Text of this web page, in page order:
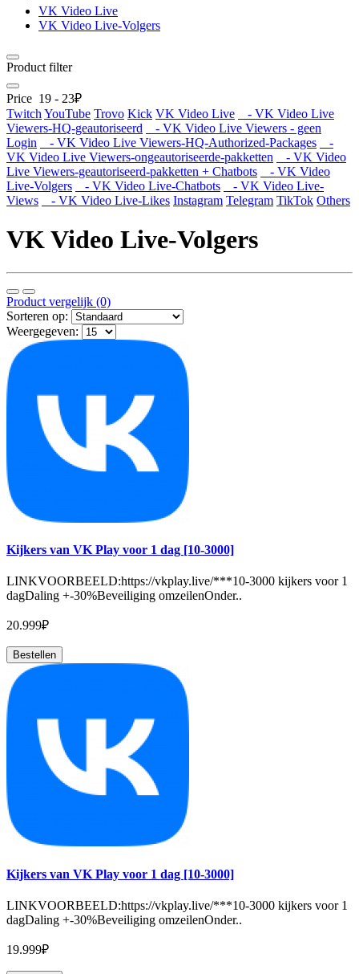
VK Video Live
VK Video Live-Volgers
Product filter
Price 19 - 23₽
Twitch YouTube Trovo Kick VK Video Live
- VK Video Live
Viewers-HQ-geautoriseerd
- VK Video Live Viewers - geen
Login
- VK Video Live Viewers-HQ-Authorized-Packages
-
VK Video Live Viewers-ongeautoriseerde-pakketten
- VK Video
Live Viewers-geautoriseerd-pakketten + Chatbots
- VK Video
Live-Volgers
- VK Video Live-Chatbots
- VK Video Live-
Views
- VK Video Live-Likes Instagram Telegram TikTok Others
VK Video Live-Volgers
Product vergelijk (0)
Sorteren op:
Weergegeven:
Kijkers van VK Play voor 1 dag [10-3000]
LINKVOORBEELD:https://vkplay.live/***10-3000 kijkers voor 1
dagDaling +-30%Beveiliging omzeilenOnder..
20.999₽
Bestellen
Kijkers van VK Play voor 1 dag [10-3000]
LINKVOORBEELD:https://vkplay.live/***10-3000 kijkers voor 1
dagDaling +-30%Beveiliging omzeilenOnder..
19.999₽